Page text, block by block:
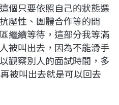
個只要依照自己的狀態選
壓性、團體合作等的問
繼續等待，這部分我等滿
被叫出去，因為不能滑手
觀察別人的面試時間，多
被叫出去就是可以回去